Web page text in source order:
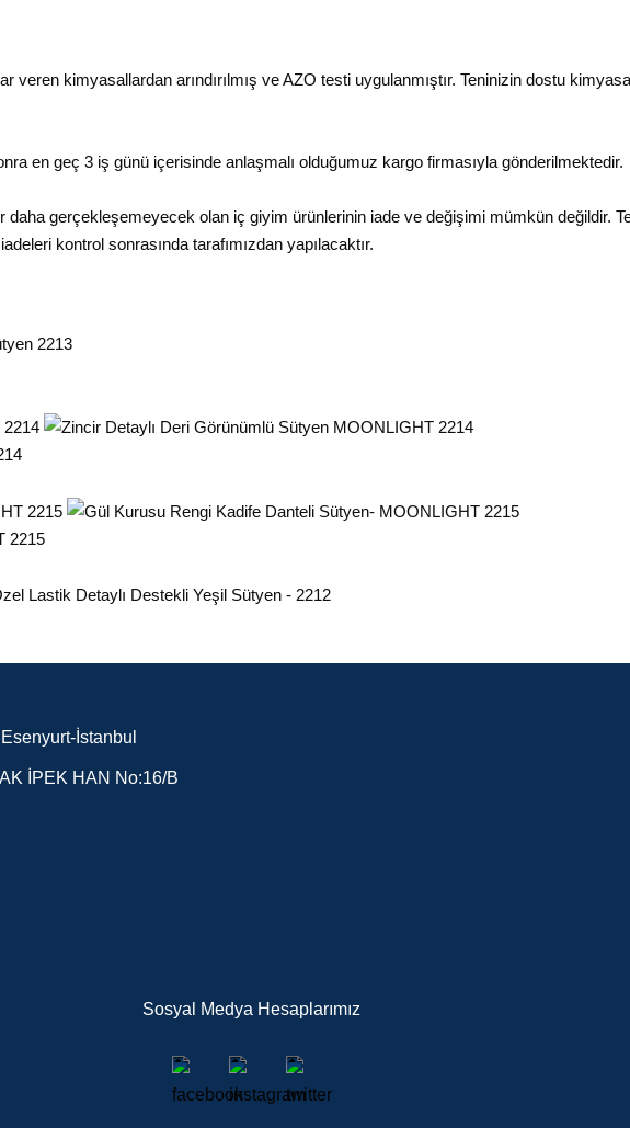
kimyasallardan arındırılmış ve AZO testi uygulanmıştır. Teninizin dostu
en geç 3 iş günü içerisinde anlaşmalı olduğumuz kargo firmasıyla gönderilmektedir.
daha gerçekleşemeyecek olan iç giyim ürünlerinin iade ve değişimi mümkün değildir.
kontrol sonrasında tarafımızdan yapılacaktır.
2215
İstanbul
İPEK HAN No:16/B
Sosyal Medya Hesaplarımız